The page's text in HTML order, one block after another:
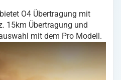
O4 Übertragung mit
15km Übertragung und
mit dem Pro Modell.